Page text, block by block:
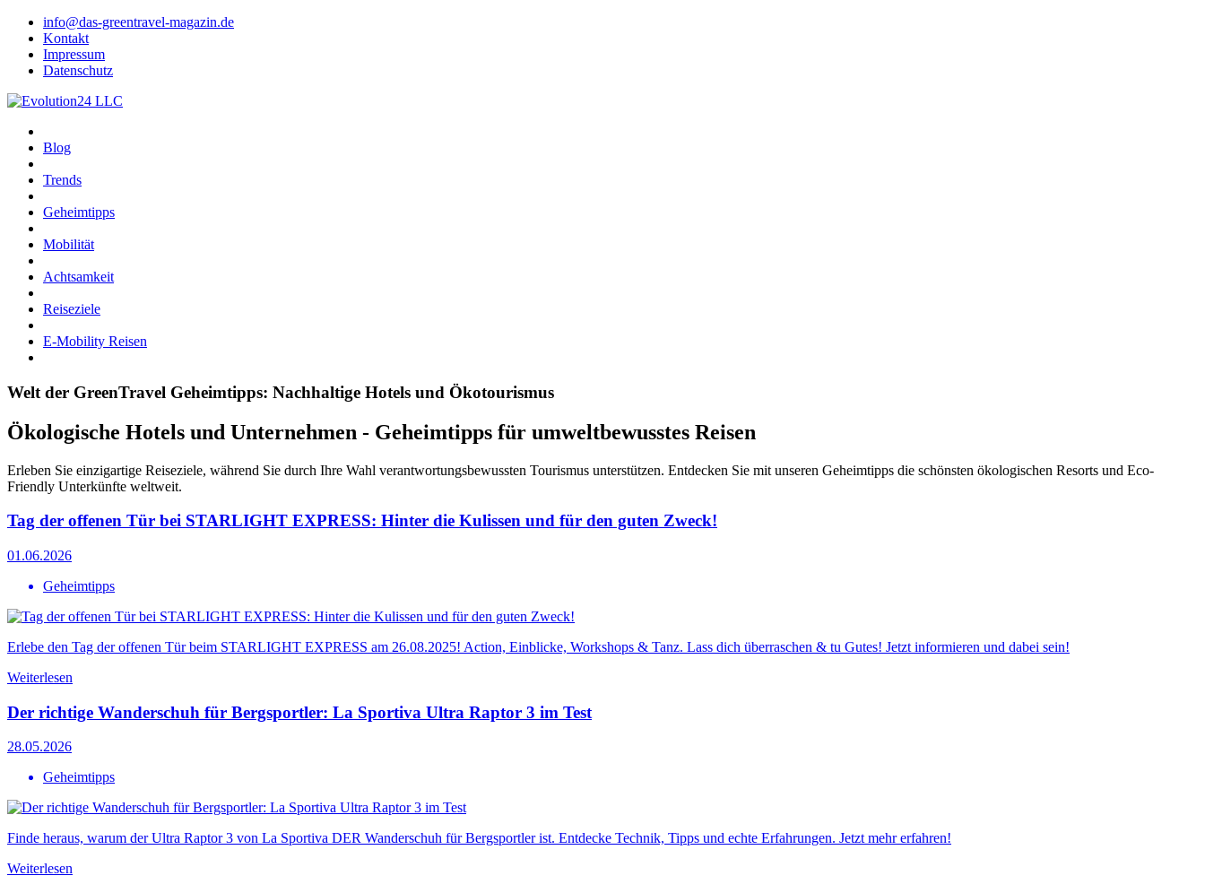
info@das-greentravel-magazin.de
Kontakt
Impressum
Datenschutz
Blog
Trends
Geheimtipps
Mobilität
Achtsamkeit
Reiseziele
E-Mobility Reisen
Welt der GreenTravel Geheimtipps: Nachhaltige Hotels und Ökotourismus
Ökologische Hotels und Unternehmen - Geheimtipps für umweltbewusstes Reisen
Erleben Sie einzigartige Reiseziele, während Sie durch Ihre Wahl verantwortungsbewussten Tourismus unterstützen. Entdecken Sie mit unseren Geheimtipps die schönsten ökologischen Resorts und Eco-
Friendly Unterkünfte weltweit.
Tag der offenen Tür bei STARLIGHT EXPRESS: Hinter die Kulissen und für den guten Zweck!
01.06.2026
Geheimtipps
Erlebe den Tag der offenen Tür beim STARLIGHT EXPRESS am 26.08.2025! Action, Einblicke, Workshops & Tanz. Lass dich überraschen & tu Gutes! Jetzt informieren und dabei sein!
Weiterlesen
Der richtige Wanderschuh für Bergsportler: La Sportiva Ultra Raptor 3 im Test
28.05.2026
Geheimtipps
Finde heraus, warum der Ultra Raptor 3 von La Sportiva DER Wanderschuh für Bergsportler ist. Entdecke Technik, Tipps und echte Erfahrungen. Jetzt mehr erfahren!
Weiterlesen